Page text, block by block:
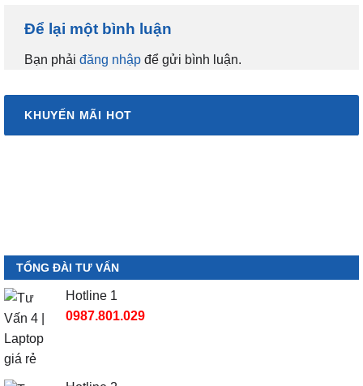
Để lại một bình luận
Bạn phải đăng nhập để gửi bình luận.
KHUYẾN MÃI HOT
TỔNG ĐÀI TƯ VẤN
Hotline 1
0987.801.029